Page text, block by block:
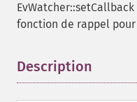
EvWatcher::setCallback
fonction de rappel
Description